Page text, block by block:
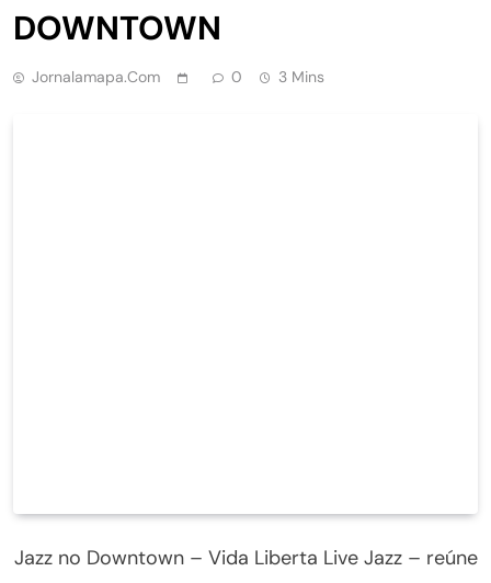
DOWNTOWN
Jornalamapa.com 0 3 Mins
Jazz no Downtown – Vida Liberta Live Jazz – reúne